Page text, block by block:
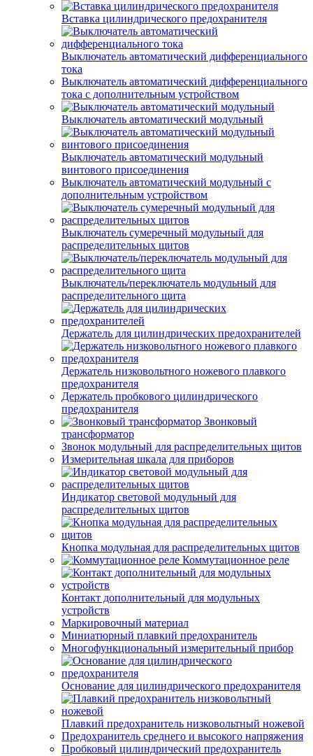
Вставка цилиндрического предохранителя
Выключатель автоматический дифференциального
тока
Выключатель автоматический дифференциального
тока с дополнительным устройством
Выключатель автоматический модульный
Выключатель автоматический модульный
винтового присоединения
Выключатель автоматический модульный с
дополнительным устройством
Выключатель сумеречный модульный для
распределительных щитов
Выключатель/переключатель модульный для
распределительного щита
Держатель для цилиндрических предохранителей
Держатель низковольтного ножевого плавкого
предохранителя
Держатель пробкового цилиндрического
предохранителя
Звонковый
трансформатор
Звонок модульный для распределительных щитов
Измерительная шкала для приборов
Индикатор световой модульный для
распределительных щитов
Кнопка модульная для распределительных щитов
Коммутационное реле
Контакт дополнительный для модульных
устройств
Маркировочный материал
Миниатюрный плавкий предохранитель
Многофункциональный измерительный прибор
Основание для цилиндрического предохранителя
Плавкий предохранитель низковольтный ножевой
Предохранитель среднего и высокого напряжения
Пробковый цилиндрический предохранитель